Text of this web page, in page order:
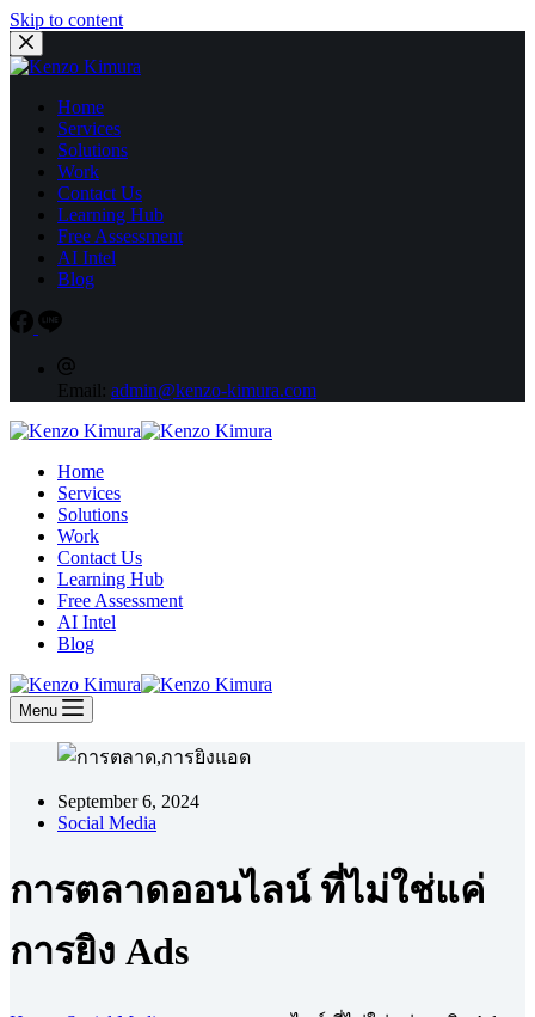
Skip to content
Home
Services
Solutions
Work
Contact Us
Learning Hub
Free Assessment
AI Intel
Blog
Email: admin@kenzo-kimura.com
Home
Services
Solutions
Work
Contact Us
Learning Hub
Free Assessment
AI Intel
Blog
Menu
September 6, 2024
Social Media
การตลาดออนไลน์ ที่ไม่ใช่แค่
การยิง Ads